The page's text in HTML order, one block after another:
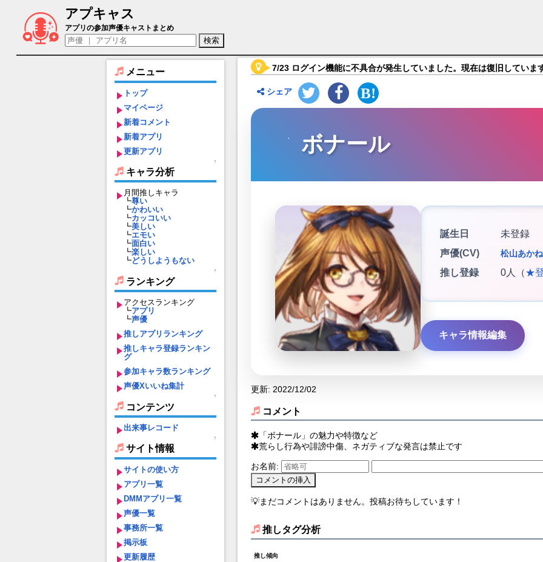
アプキャス
ボナール（声優：松山あかね)【アートコードサマナー】キャラ紹介
アプリの参加声優キャストまとめ
メニュー
トップ
マイページ
新着コメント
新着アプリ
更新アプリ
↑
キャラ分析
月間推しキャラ
┗尊い
┗かわいい
┗カッコいい
┗美しい
┗エモい
┗面白い
┗楽しい
┗どうしようもない
↑
ランキング
アクセスランキング
┗アプリ
┗声優
推しアプリランキング
推しキャラ登録ランキン
グ
参加キャラ数ランキング
声優Xいいね集計
↑
コンテンツ
出来事レコード
↑
サイト情報
サイトの使い方
アプリ一覧
DMMアプリ一覧
声優一覧
事務所一覧
掲示板
更新履歴
7/23 ログイン機能に不具合が発生していました。現在は復旧していま
シェア
ボナール
誕生日
未登録
声優(CV)
松山あかね
推し登録 0人（★
キャラ情報編集
更新: 2022/12/02
コメント
「ボナール」の魅力や特徴など
荒らし行為や誹謗中傷、ネガティブな発言は禁止です
お名前:
💡まだコメントはありません。投稿お待ちしています！
推しタグ分析
推し傾向